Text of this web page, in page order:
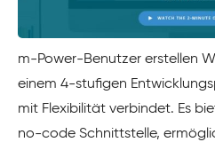
m-Power-Benutzer erstellen
einem 4-stufigen
mit Flexibilität verbindet. Es
no-code Schnittstelle,